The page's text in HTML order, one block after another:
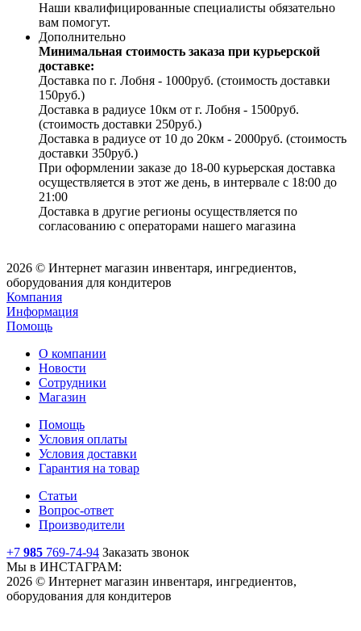
Наши квалифицированные специалисты обязательно
вам помогут.
Дополнительно
Минимальная стоимость заказа при курьерской
доставке:
Доставка по г. Лобня - 1000руб. (стоимость доставки
150руб.)
Доставка в радиусе 10км от г. Лобня - 1500руб.
(стоимость доставки 250руб.)
Доставка в радиусе от 10 до 20км - 2000руб. (стоимость
доставки 350руб.)
При оформлении заказе до 18-00 курьерская доставка
осуществляется в этот же день, в интервале с 18:00 до
21:00
Доставка в другие регионы осуществляется по
согласованию с операторами нашего магазина
2026 © Интернет магазин инвентаря, ингредиентов,
оборудования для кондитеров
Компания
Информация
Помощь
О компании
Новости
Сотрудники
Магазин
Помощь
Условия оплаты
Условия доставки
Гарантия на товар
Статьи
Вопрос-ответ
Производители
+7 985 769-74-94 Заказать звонок
Мы в ИНСТАГРАМ:
2026 © Интернет магазин инвентаря, ингредиентов,
оборудования для кондитеров